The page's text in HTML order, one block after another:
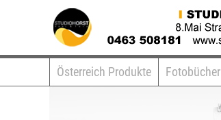
Österreich Produkte Fotobücher